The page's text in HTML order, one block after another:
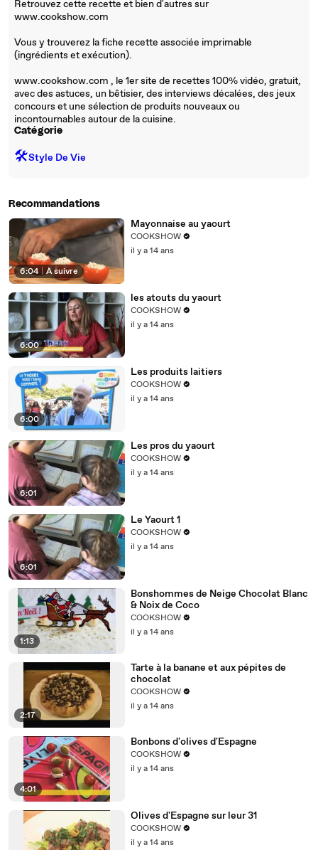
Retrouvez cette recette et bien d'autres sur
www.cookshow.com
Vous y trouverez la fiche recette associée imprimable
(ingrédients et exécution).
www.cookshow.com , le 1er site de recettes 100% vidéo, gratuit,
avec des astuces, un bêtisier, des interviews décalées, des jeux
concours et une sélection de produits nouveaux ou
incontournables autour de la cuisine.
Catégorie
🛠️Style De Vie
Recommandations
6:04 | À suivre
Mayonnaise au yaourt
COOKSHOW
il y a 14 ans
6:00
les atouts du yaourt
COOKSHOW
il y a 14 ans
6:00
Les produits laitiers
COOKSHOW
il y a 14 ans
6:01
Les pros du yaourt
COOKSHOW
il y a 14 ans
6:01
Le Yaourt 1
COOKSHOW
il y a 14 ans
1:13
Bonshommes de Neige Chocolat Blanc
& Noix de Coco
COOKSHOW
il y a 14 ans
2:17
Tarte à la banane et aux pépites de
chocolat
COOKSHOW
il y a 14 ans
4:01
Bonbons d'olives d'Espagne
COOKSHOW
il y a 14 ans
Olives d'Espagne sur leur 31
COOKSHOW
il y a 14 ans